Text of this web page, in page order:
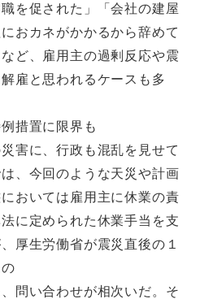
を促された」「会社の建屋
おカネがかかるから辞めて
ど、雇用主の過剰反応や震
雇と思われるケースも多
措置に限界も
害に、行政も混乱を見せて
、今回のような天災や計画
おいては雇用主に休業の責
に定められた休業手当を支
厚生労働省が震災直後の１
問い合わせが相次いだ。そ